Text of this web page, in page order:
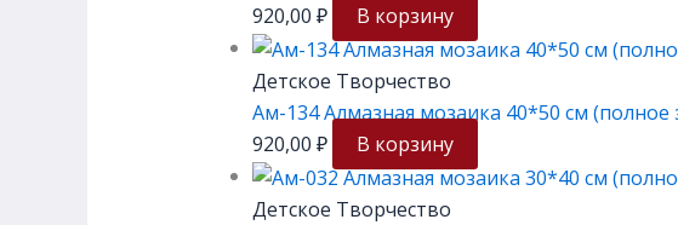
920,00 ₽ В корзину
Детское Творчество
Ам-134 Алмазная мозаика 40*50 см
920,00 ₽ В корзину
Детское Творчество